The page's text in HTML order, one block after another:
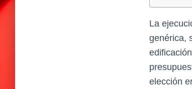
La
genérica,
elección